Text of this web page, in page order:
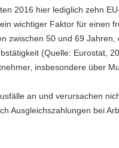
2016 hier lediglich zehn
wichtiger Faktor für einen
zwischen 50 und 69 Jahren,
(Quelle: Eurostat,
insbesondere über
an und verursachen
Ausgleichszahlungen bei